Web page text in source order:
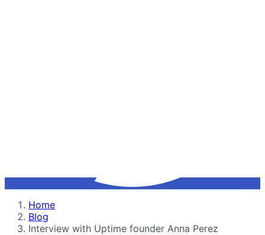
Home
Blog
Interview with Uptime founder Anna Perez